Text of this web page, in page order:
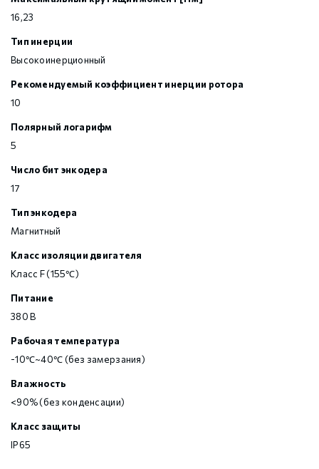
16,23
Тип инерции
Высокоинерционный
Рекомендуемый коэффициент инерции ротора
10
Полярный логарифм
5
Число бит энкодера
17
Тип энкодера
Магнитный
Класс изоляции двигателя
Класс F (155℃)
Питание
380 В
Рабочая температура
-10℃~40℃ (без замерзания)
Влажность
<90% (без конденсации)
Класс защиты
IP65